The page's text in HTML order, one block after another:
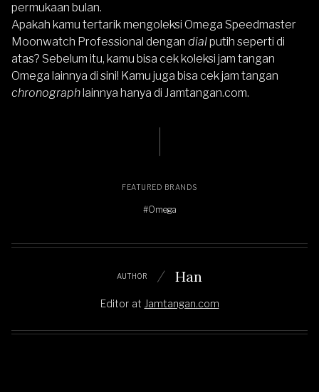
permukaan bulan.
Apakah kamu tertarik mengoleksi Omega Speedmaster
Moonwatch Professional dengan dialputih seperti di
atas? Sebelum itu, kamu bisa cek koleksi jam tangan
Omega lainnya di sini! Kamu juga bisa cek jam tangan
chronographlainnya hanya di Jamtangan.com.
FEATURED BRANDS
#Omega
AUTHOR Han
Editor at Jamtangan.com